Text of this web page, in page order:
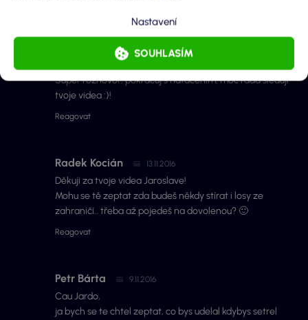
SOUHLASÍM
Nastavení
Lucie Petráková
Super rozhovor, pokračuj s natáčením, moc ráda sleduji
tvoje videa :)!
Reagovat
Radek Kocián 13.11.2016
Děkuji za tvoje videa Jaroslave!
Mohu se tě zeptat zda budeš někdy stírat i losy ze
zahraničí.. třeba až pojedeš na dovolenou? 🙂
Reagovat
Petr Bárta 9.11.2016
Cau Jardo,
ja bych se te chtel zeptat, co bys udelal kdybys setrel